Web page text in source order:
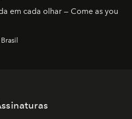
em cada olhar — Come as you